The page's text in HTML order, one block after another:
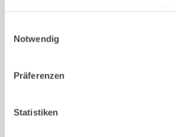
Gastflügel. Ihre Daten werden dabei
Um Buchungen durchführen zu können
Notwendig
Präferenzen
Statistiken
Klosterforum Maria Laach
Tel.: +49 (0) 2652 59350
Öffnungszeiten